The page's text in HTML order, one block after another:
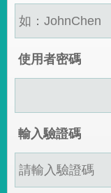
使用者密碼
輸入驗證碼